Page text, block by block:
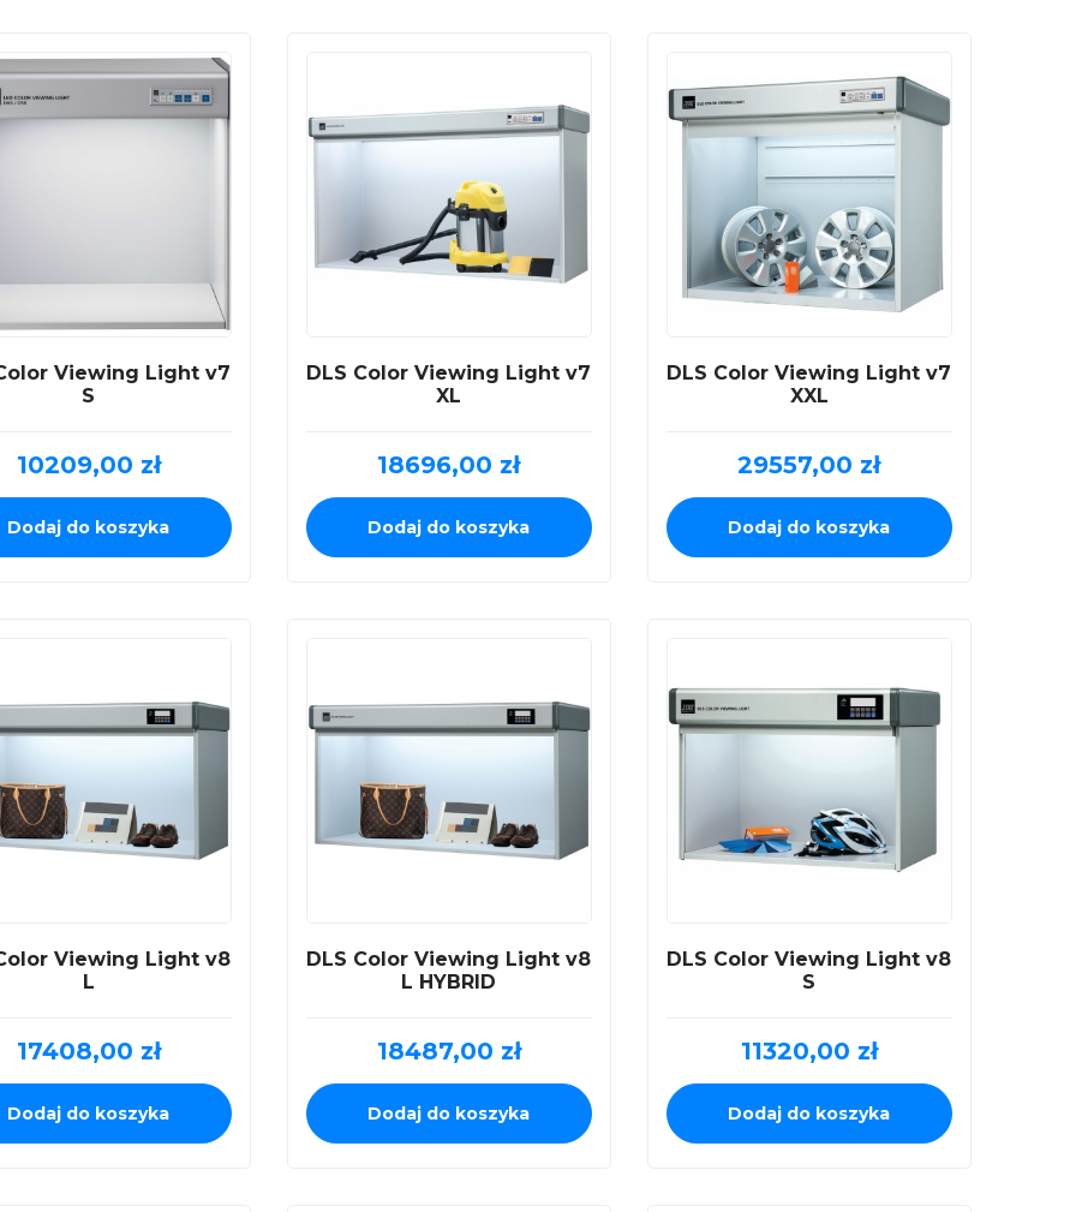
Viewing Light v7
S
10209,00 zł
Dodaj do koszyka
DLS Color Viewing Light v7
XL
18696,00 zł
Dodaj do koszyka
DLS Color Viewing Light v7
XXL
29557,00 zł
Dodaj do koszyka
Viewing Light v8
L
17408,00 zł
Dodaj do koszyka
DLS Color Viewing Light v8
L HYBRID
18487,00 zł
Dodaj do koszyka
DLS Color Viewing Light v8
S
11320,00 zł
Dodaj do koszyka